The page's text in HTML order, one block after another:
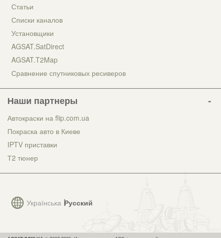
Українська Русский
Статьи
Списки каналов
Установщики
AGSAT.SatDirect
AGSAT.T2Map
Сравнение спутниковых ресиверов
Наши партнеры
Автокраски на flip.com.ua
Покраска авто в Киеве
IPTV приставки
Т2 тюнер